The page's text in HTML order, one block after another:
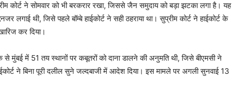
कोर्ट ने सोमवार को भी बरकरार रखा, जिससे जैन समुदाय को बड़ा झटका लगा है। यह
लगाई थी, जिसे पहले बॉम्बे हाईकोर्ट ने सही ठहराया था। सुप्रीम कोर्ट ने हाईकोर्ट के
कर दिया।
मुंबई में 51 तय स्थानों पर कबूतरों को दाना डालने की अनुमति थी, जिसे बीएमसी ने
ने बिना पूरी दलील सुने जल्दबाजी में आदेश दिया। इस मामले पर अगली सुनवाई 13